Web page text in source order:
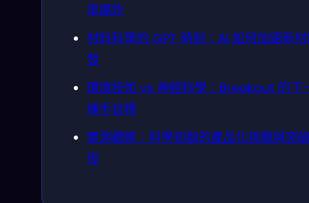
率爆炸
材料科學的 GPT 時刻：AI 如何加速新
發
環境技術 vs 神經科學：Breakout 的下
捕手目標
實測觀察：科學初創的產品化挑戰與突
徑